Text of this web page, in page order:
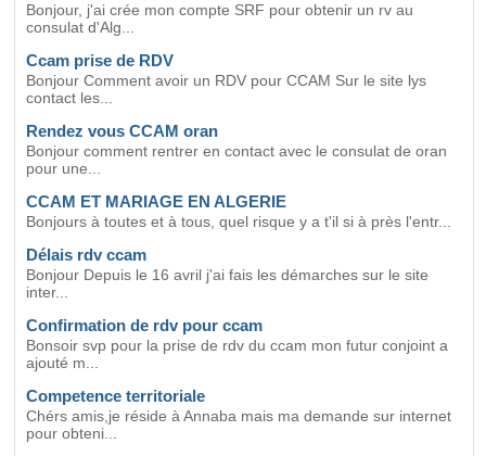
Bonjour, j'ai crée mon compte SRF pour obtenir un rv au
consulat d'Alg...
Ccam prise de RDV
Bonjour Comment avoir un RDV pour CCAM Sur le site lys
contact les...
Rendez vous CCAM oran
Bonjour comment rentrer en contact avec le consulat de oran
pour une...
CCAM ET MARIAGE EN ALGERIE
Bonjours à toutes et à tous, quel risque y a t'il si à près l'entr...
Délais rdv ccam
Bonjour Depuis le 16 avril j'ai fais les démarches sur le site
inter...
Confirmation de rdv pour ccam
Bonsoir svp pour la prise de rdv du ccam mon futur conjoint a
ajouté m...
Competence territoriale
Chérs amis,je réside à Annaba mais ma demande sur internet
pour obteni...